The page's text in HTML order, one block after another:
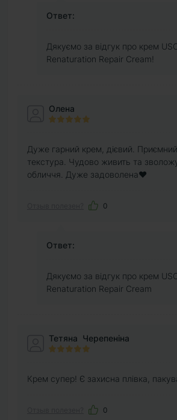
Ответ:
Дякуємо за відгук про крем
Renaturation Repair Cream!
Олена
Дуже гарний крем, дієвий. Приємний
текстура. Чудово живить та
обличчя. Дуже задоволена❤️
0
Ответ:
Дякуємо за відгук про крем
Renaturation Repair Cream
Тетяна Черепеніна
Крем супер! Є захисна плівка,
0